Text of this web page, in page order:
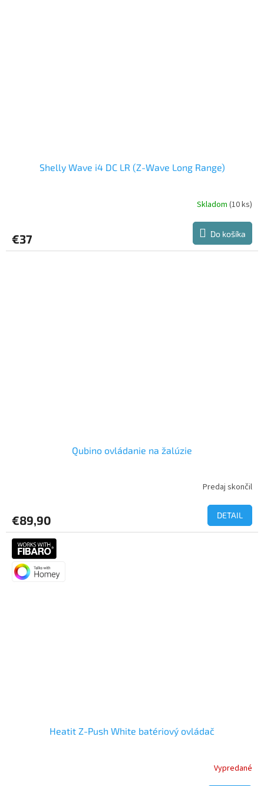
Shelly Wave i4 DC LR (Z-Wave Long Range)
Skladom (10 ks)
€37 Do košíka
Qubino ovládanie na žalúzie
Predaj skončil
€89,90 DETAIL
Heatit Z-Push White batériový ovládač
Vypredané